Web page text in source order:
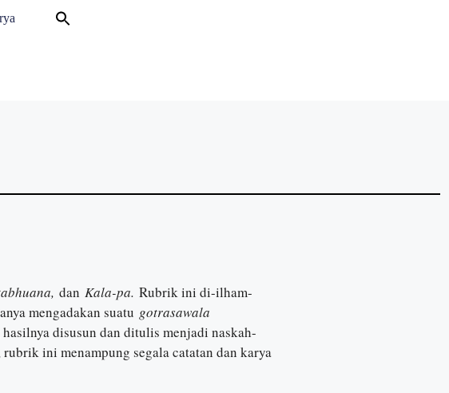
dan Kala-pa. Rubrik ini di-ilham-
mengadakan suatu gotrasawala
disusun dan ditulis menjadi naskah-
ini menampung segala catatan dan karya